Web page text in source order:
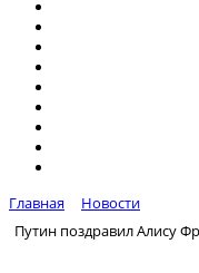
Главная
Новости
Путин поздравил Алису